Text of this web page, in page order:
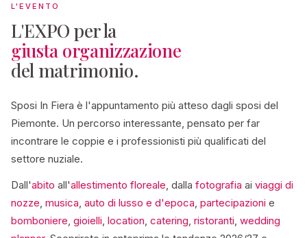
L'EVENTO
L'EXPO per la
giusta organizzazione
del matrimonio.
Sposi In Fiera è l'appuntamento più atteso dagli sposi del
Piemonte. Un percorso interessante, pensato per far
incontrare le coppie e i professionisti più qualificati del
settore nuziale.
Dall'abito all'allestimento floreale, dalla fotografia ai viaggi di
nozze, musica, auto di lusso e d'epoca, partecipazioni e
bomboniere, gioielli, location, catering, ristoranti, wedding